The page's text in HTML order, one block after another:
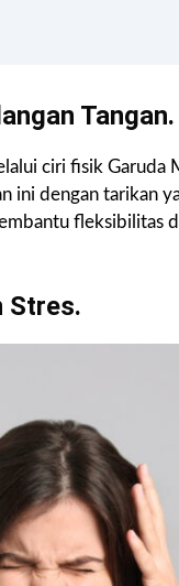
Tangan.
ciri fisik
ini dengan tarikan
fleksibilitas
Stres.